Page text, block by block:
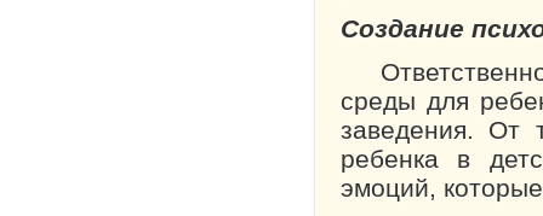
Создание
среды для
заведения. От
ребенка в
эмоций,